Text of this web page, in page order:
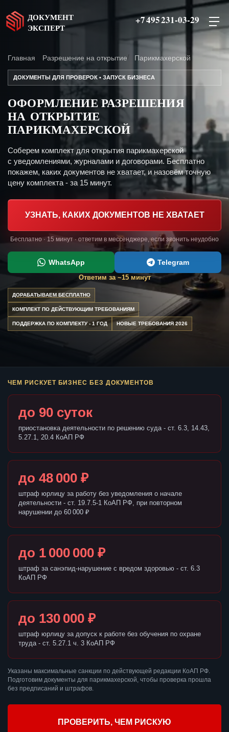
ДОКУМЕНТ
ЭКСПЕРТ
+7 495 231-03-29
Главная Разрешение на открытие Парикмахерской
ДОКУМЕНТЫ ДЛЯ ПРОВЕРОК • ЗАПУСК БИЗНЕСА
ОФОРМЛЕНИЕ РАЗРЕШЕНИЯ
НА ОТКРЫТИЕ
ПАРИКМАХЕРСКОЙ
Соберем комплект для открытия парикмахерской
с уведомлениями, журналами и договорами. Бесплатно
покажем, каких документов не хватает, и назовём точную
цену комплекта - за 15 минут.
УЗНАТЬ, КАКИХ ДОКУМЕНТОВ НЕ ХВАТАЕТ
Бесплатно · 15 минут · ответим в мессенджере, если звонить неудобно
WhatsApp Telegram
Ответим за ~15 минут
ДОРАБАТЫВАЕМ БЕСПЛАТНО
КОМПЛЕКТ ПО ДЕЙСТВУЮЩИМ ТРЕБОВАНИЯМ
ПОДДЕРЖКА ПО КОМПЛЕКТУ - 1 ГОД НОВЫЕ ТРЕБОВАНИЯ 2026
ЧЕМ РИСКУЕТ БИЗНЕС БЕЗ ДОКУМЕНТОВ
до 90 суток
приостановка деятельности по решению суда - ст. 6.3, 14.43,
5.27.1, 20.4 КоАП РФ
до 48 000 ₽
штраф юрлицу за работу без уведомления о начале
деятельности - ст. 19.7.5-1 КоАП РФ, при повторном
нарушении до 60 000 ₽
до 1 000 000 ₽
штраф за санэпид-нарушение с вредом здоровью - ст. 6.3
КоАП РФ
до 130 000 ₽
штраф юрлицу за допуск к работе без обучения по охране
труда - ст. 5.27.1 ч. 3 КоАП РФ
Указаны максимальные санкции по действующей редакции КоАП РФ.
Подготовим документы для парикмахерской, чтобы проверка прошла
без предписаний и штрафов.
ПРОВЕРИТЬ, ЧЕМ РИСКУЮ